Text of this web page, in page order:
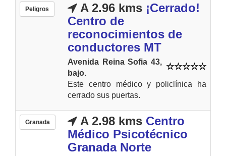
Peligros A 2.96 kms ¡Cerrado!
Centro de
reconocimientos de
conductores MT
Avenida Reina Sofia 43,
bajo.
Este centro médico y policlínica ha
cerrado sus puertas.
Granada A 2.98 kms Centro
Médico Psicotécnico
Granada Norte